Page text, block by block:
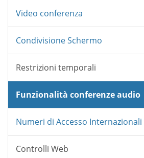
Video conferenza
Condivisione Schermo
Restrizioni temporali
Funzionalità conferenze audio
Numeri di Accesso Internazionali
Controlli Web